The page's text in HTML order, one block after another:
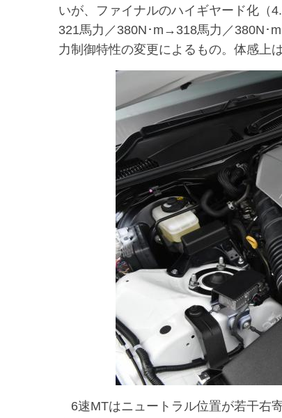
いが、ファイナルのハイギヤード化（
321馬力／380N･m→318馬力／380N･
力制御特性の変更によるもの。体感上
6速MTはニュートラル位置が若干右